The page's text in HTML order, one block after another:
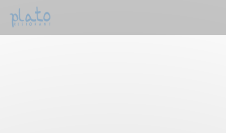
Panel pro správu cookies